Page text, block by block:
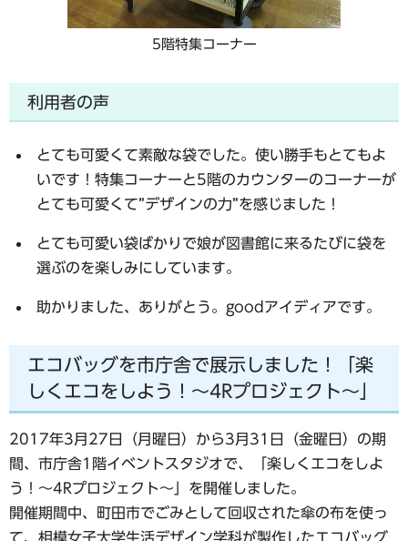
5階特集コーナー
利用者の声
とても可愛くて素敵な袋でした。使い勝手もとてもよ
いです！特集コーナーと5階のカウンターのコーナーが
とても可愛くて”デザインの力”を感じました！
とても可愛い袋ばかりで娘が図書館に来るたびに袋を
選ぶのを楽しみにしています。
助かりました、ありがとう。goodアイディアです。
エコバッグを市庁舎で展示しました！「楽
しくエコをしよう！～4Rプロジェクト～」
2017年3月27日（月曜日）から3月31日（金曜日）の期
間、市庁舎1階イベントスタジオで、「楽しくエコをしよ
う！～4Rプロジェクト～」を開催しました。
開催期間中、町田市でごみとして回収された傘の布を使っ
て、相模女子大学生活デザイン学科が製作したエコバッグ